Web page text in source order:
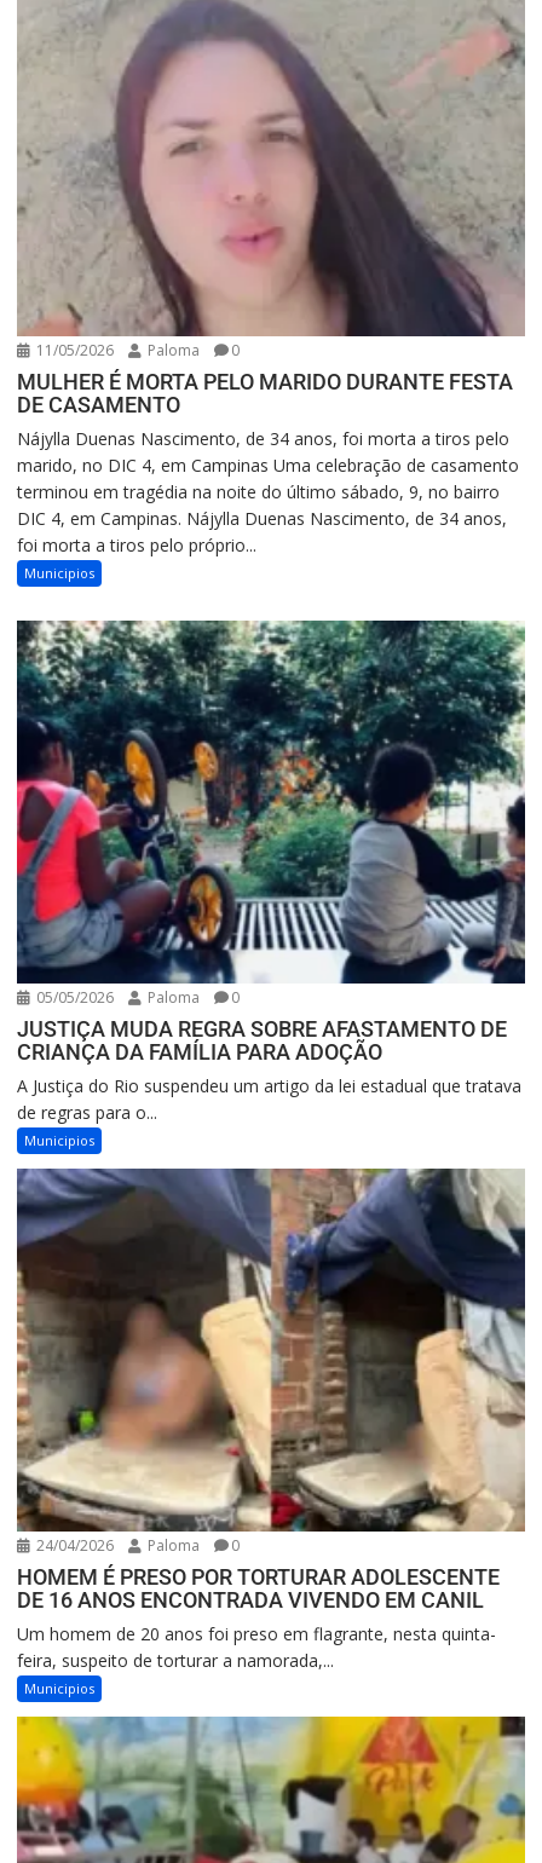
11/05/2026 Paloma 0
MULHER É MORTA PELO MARIDO DURANTE FESTA
DE CASAMENTO
Nájylla Duenas Nascimento, de 34 anos, foi morta a tiros pelo
marido, no DIC 4, em Campinas Uma celebração de casamento
terminou em tragédia na noite do último sábado, 9, no bairro
DIC 4, em Campinas. Nájylla Duenas Nascimento, de 34 anos,
foi morta a tiros pelo próprio...
Municipios
05/05/2026 Paloma 0
JUSTIÇA MUDA REGRA SOBRE AFASTAMENTO DE
CRIANÇA DA FAMÍLIA PARA ADOÇÃO
A Justiça do Rio suspendeu um artigo da lei estadual que tratava
de regras para o...
Municipios
24/04/2026 Paloma 0
HOMEM É PRESO POR TORTURAR ADOLESCENTE
DE 16 ANOS ENCONTRADA VIVENDO EM CANIL
Um homem de 20 anos foi preso em flagrante, nesta quinta-
feira, suspeito de torturar a namorada,...
Municipios